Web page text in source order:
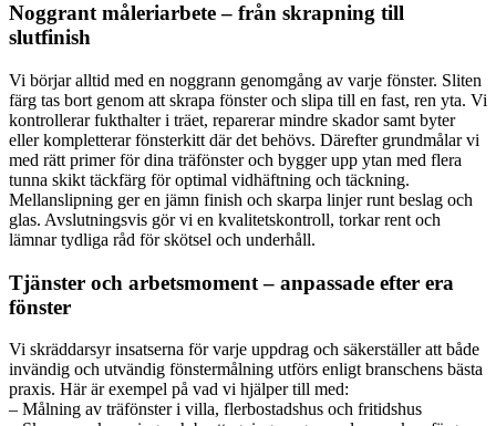
Noggrant måleriarbete – från skrapning till
slutfinish
Vi börjar alltid med en noggrann genomgång av varje fönster. Sliten
färg tas bort genom att skrapa fönster och slipa till en fast, ren yta. Vi
kontrollerar fukthalter i träet, reparerar mindre skador samt byter
eller kompletterar fönsterkitt där det behövs. Därefter grundmålar vi
med rätt primer för dina träfönster och bygger upp ytan med flera
tunna skikt täckfärg för optimal vidhäftning och täckning.
Mellanslipning ger en jämn finish och skarpa linjer runt beslag och
glas. Avslutningsvis gör vi en kvalitetskontroll, torkar rent och
lämnar tydliga råd för skötsel och underhåll.
Tjänster och arbetsmoment – anpassade efter era
fönster
Vi skräddarsyr insatserna för varje uppdrag och säkerställer att både
invändig och utvändig fönstermålning utförs enligt branschens bästa
praxis. Här är exempel på vad vi hjälper till med:
– Målning av träfönster i villa, flerbostadshus och fritidshus